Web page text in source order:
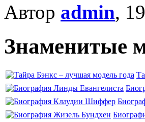
Автор admin,
Знаменитые